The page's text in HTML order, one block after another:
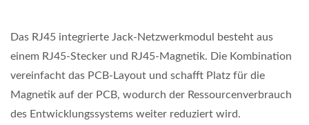
Das RJ45 integrierte Jack-Netzwerkmodul besteht aus
einem RJ45-Stecker und RJ45-Magnetik. Die Kombination
vereinfacht das PCB-Layout und schafft Platz für die
Magnetik auf der PCB, wodurch der Ressourcenverbrauch
des Entwicklungssystems weiter reduziert wird.